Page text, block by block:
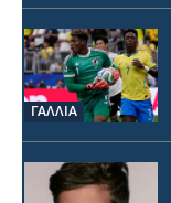
ΓΑΛΛΙΑ